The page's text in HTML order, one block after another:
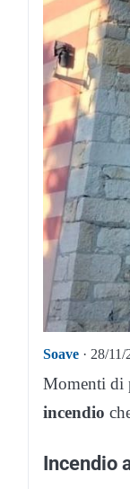
Soave · 28/
Momenti di
incendio
Incendio